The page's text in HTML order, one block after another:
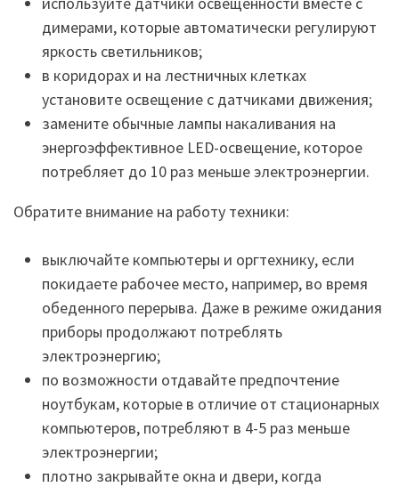
димерами, которые автоматически регулируют
яркость светильников;
в коридорах и на лестничных клетках
установите освещение с датчиками движения;
замените обычные лампы накаливания на
энергоэффективное LED-освещение, которое
потребляет до 10 раз меньше электроэнергии.
Обратите внимание на работу техники:
выключайте компьютеры и оргтехнику, если
покидаете рабочее место, например, во время
обеденного перерыва. Даже в режиме ожидания
приборы продолжают потреблять
электроэнергию;
по возможности отдавайте предпочтение
ноутбукам, которые в отличие от стационарных
компьютеров, потребляют в 4-5 раз меньше
электроэнергии;
плотно закрывайте окна и двери, когда